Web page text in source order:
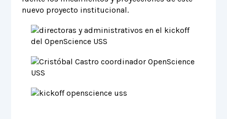
nuevo proyecto institucional.